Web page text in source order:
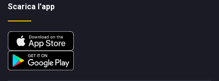
Scarica l'app